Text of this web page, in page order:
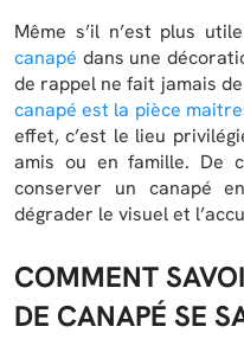
Même s’il n’est plus
canapé dans une
de rappel ne fait jamais
canapé est la pièce
effet, c’est le lieu
amis ou en famille. De
conserver un canapé
dégrader le visuel et
COMMENT
DE CANAPÉ SE